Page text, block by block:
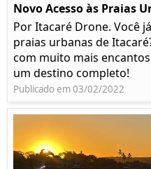
Novo Acesso às Praias
Por Itacaré Drone. Você
praias urbanas de
com muito mais
um destino completo!
Publicado em 03/02/2022